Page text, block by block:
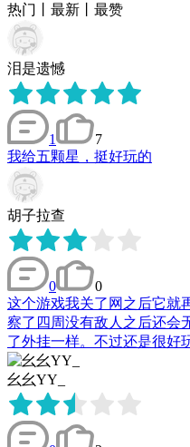
热门
最新 最赞
泪是遗憾
1
7
我给五颗星，挺好玩的
胡子拉查
0
0
这个游戏我关了网之后它就
察了四周没有敌人之后还会
了外挂一样。不过还是很好
幺幺YY_